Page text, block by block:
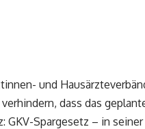
und
dass das
GKV-Spargesetz – in